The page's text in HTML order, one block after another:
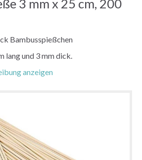
3 mm x 25 cm, 200
Bambusspießchen
lang und 3 mm dick.
anzeigen